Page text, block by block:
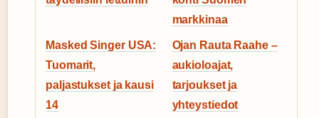
markkinaa
Masked Singer USA:
Tuomarit,
paljastukset ja kausi
14
Ojan Rauta Raahe –
aukioloajat,
tarjoukset ja
yhteystiedot